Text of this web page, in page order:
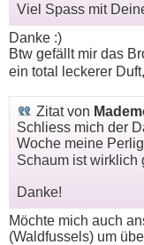
Viel Spass mit
Danke :)
Btw gefällt mir das
ein total leckerer
Zitat von
Schliess mich der
Woche meine
Schaum ist wirklich
Danke!
Möchte mich auch
(Waldfussels) um